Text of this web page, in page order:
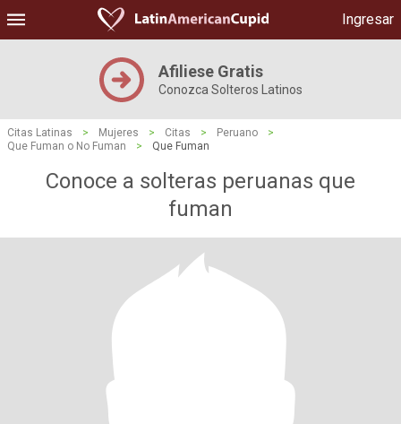
Ingresar
Afiliese Gratis
Conozca Solteros Latinos
Citas Latinas > Mujeres > Citas > Peruano
>
Que Fuman o No Fuman
> Que Fuman
Conoce a solteras peruanas que
fuman